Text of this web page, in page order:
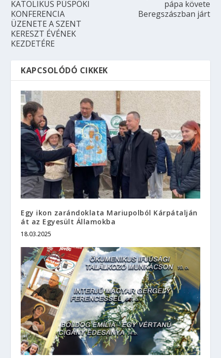
KATOLIKUS PÜSPÖKI
KONFERENCIA
ÜZENETE A SZENT
KERESZT ÉVÉNEK
KEZDETÉRE
pápa követe
Beregszászban járt
KAPCSOLÓDÓ CIKKEK
Egy ikon zarándoklata Mariupolból Kárpátalján
át az Egyesült Államokba
18.03.2025